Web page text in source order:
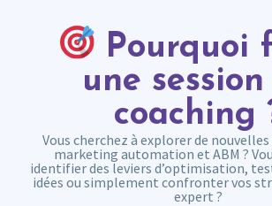
Pourquoi
une
coaching
Vous cherchez à explorer de
marketing automation et ABM ?
identifier des leviers d’optimisation,
idées ou simplement confronter vos
expert ?